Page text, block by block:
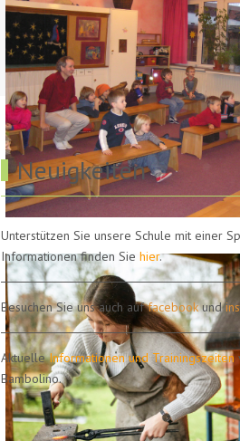
Neuigkeiten
Unterstützen Sie unsere Schule mit einer
Informationen finden Sie hier.
Besuchen Sie uns auch auffacebookund
AktuelleInformationen und Trainingszeiten
Bambolino.